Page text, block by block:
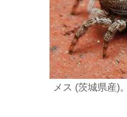
メス (茨城県産)